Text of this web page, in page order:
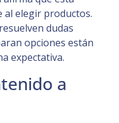
al elegir productos.
dudas
opciones están
expectativa.
a